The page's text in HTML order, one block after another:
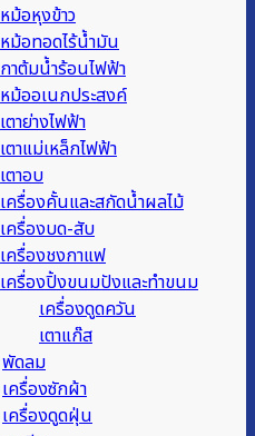
หม้อหุงข้าว
หม้อทอดไร้น้ำมัน
กาต้มน้ำร้อนไฟฟ้า
หม้ออเนกประสงค์
เตาย่างไฟฟ้า
เตาแม่เหล็กไฟฟ้า
เตาอบ
เครื่องคั้นและสกัดน้ำผลไม้
เครื่องบด-สับ
เครื่องชงกาแฟ
เครื่องปิ้งขนมปังและทำขนม
เครื่องดูดควัน
เตาแก๊ส
พัดลม
เครื่องซักผ้า
เครื่องดูดฝุ่น